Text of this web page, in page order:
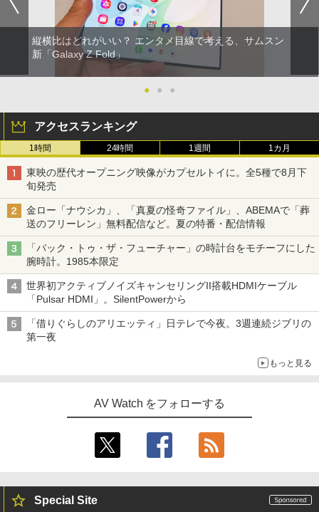
縦横比はどれがいい？ エンタメ目線で考える、サムスン
新「Galaxy Z Fold」
● ● ●
アクセスランキング
1時間 24時間 1週間 1カ月
東映の歴代オープニング映像がカプセルトイに。全5種で8月下
旬発売
金ロー「ナウシカ」、「真夏の怪奇ファイル」、ABEMAで「葬
送のフリーレン」無料配信など。夏の特番・配信情報
「バック・トゥ・ザ・フューチャー」の時計台をモチーフにした
腕時計。1985本限定
世界初アクティブノイズキャンセリングII搭載HDMIケーブル
「Pulsar HDMI」。SilentPowerから
「借りぐらしのアリエッティ」日テレで今夜。3週連続ジブリの
第一夜
もっと見る
AV Watch をフォローする
Special Site